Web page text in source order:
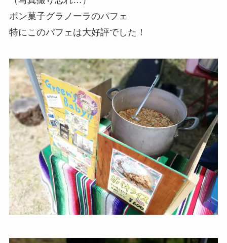
ポン菓子グラノーラのパフェ
特にこのパフェは大好評でした！